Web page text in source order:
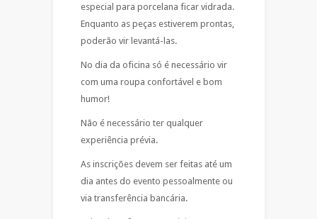
especial para porcelana ficar vidrada.
Enquanto as peças estiverem prontas,
poderão vir levantá-las.
No dia da oficina só é necessário vir
com uma roupa confortável e bom
humor!
Não é necessário ter qualquer
experiência prévia.
As inscrições devem ser feitas até um
dia antes do evento pessoalmente ou
via transferência bancária.